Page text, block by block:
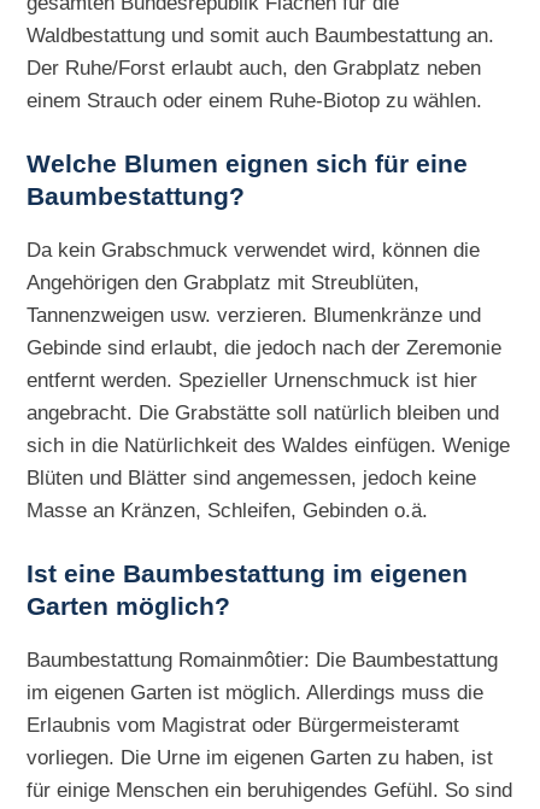
Waldbestattung und somit auch Baumbestattung an.
Der Ruhe/Forst erlaubt auch, den Grabplatz neben
einem Strauch oder einem Ruhe-Biotop zu wählen.
Welche Blumen eignen sich für eine
Baumbestattung?
Da kein Grabschmuck verwendet wird, können die
Angehörigen den Grabplatz mit Streublüten,
Tannenzweigen usw. verzieren. Blumenkränze und
Gebinde sind erlaubt, die jedoch nach der Zeremonie
entfernt werden. Spezieller Urnenschmuck ist hier
angebracht. Die Grabstätte soll natürlich bleiben und
sich in die Natürlichkeit des Waldes einfügen. Wenige
Blüten und Blätter sind angemessen, jedoch keine
Masse an Kränzen, Schleifen, Gebinden o.ä.
Ist eine Baumbestattung im eigenen
Garten möglich?
Baumbestattung Romainmôtier: Die Baumbestattung
im eigenen Garten ist möglich. Allerdings muss die
Erlaubnis vom Magistrat oder Bürgermeisteramt
vorliegen. Die Urne im eigenen Garten zu haben, ist
für einige Menschen ein beruhigendes Gefühl. So sind